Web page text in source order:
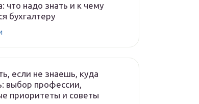
что надо знать и к чему
бухгалтеру
если не знаешь, куда
выбор профессии,
приоритеты и советы